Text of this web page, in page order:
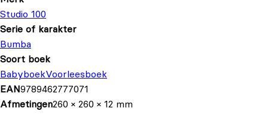
Studio 100
Serie of karakter
Bumba
Soort boek
BabyboekVoorleesboek
EAN9789462777071
Afmetingen260 × 260 × 12 mm